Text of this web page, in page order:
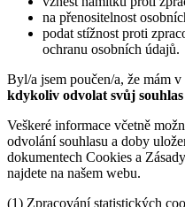
na přenositelnost
podat stížnost proti
ochranu osobních údajů.
Byl/a jsem poučen/a, že mám
kdykoliv odvolat svůj souhlas
Veškeré informace včetně
odvolání souhlasu a doby
dokumentech Cookies a
najdete na našem webu.
(1) Zpracování statistických